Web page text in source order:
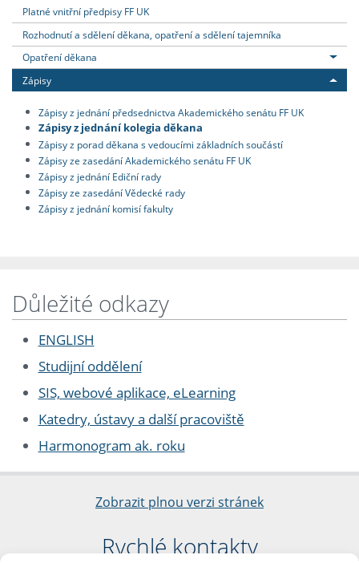
Platné vnitřní předpisy FF UK
Rozhodnutí a sdělení děkana, opatření a sdělení tajemníka
Opatření děkana
Zápisy
Zápisy z jednání předsednictva Akademického senátu FF UK
Zápisy z jednání kolegia děkana
Zápisy z porad děkana s vedoucími základních součástí
Zápisy ze zasedání Akademického senátu FF UK
Zápisy z jednání Ediční rady
Zápisy ze zasedání Vědecké rady
Zápisy z jednání komisí fakulty
Důležité odkazy
ENGLISH
Studijní oddělení
SIS, webové aplikace, eLearning
Katedry, ústavy a další pracoviště
Harmonogram ak. roku
Zobrazit plnou verzi stránek
Rychlé kontakty